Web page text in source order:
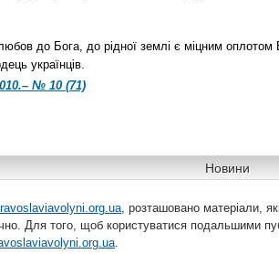
до Бога, до рідної землі є міцним оплотом
українців.
№ 10 (71)
Новини
, розташовано матеріали,
Для того, щоб користуватися подальшими
.